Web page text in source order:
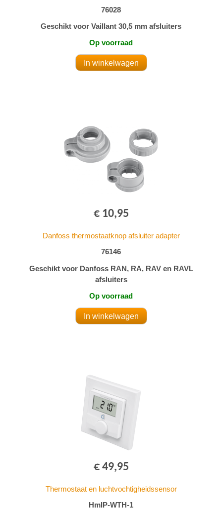
76028
Geschikt voor Vaillant 30,5 mm afsluiters
Op voorraad
€ 10,95
Danfoss thermostaatknop afsluiter adapter
76146
Geschikt voor Danfoss RAN, RA, RAV en RAVL
afsluiters
Op voorraad
€ 49,95
Thermostaat en luchtvochtigheidssensor
HmIP-WTH-1